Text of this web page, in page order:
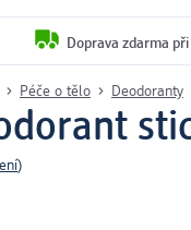
Doprava zdarma
Péče o tělo Deodoranty
)